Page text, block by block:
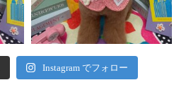
Instagram でフォロー